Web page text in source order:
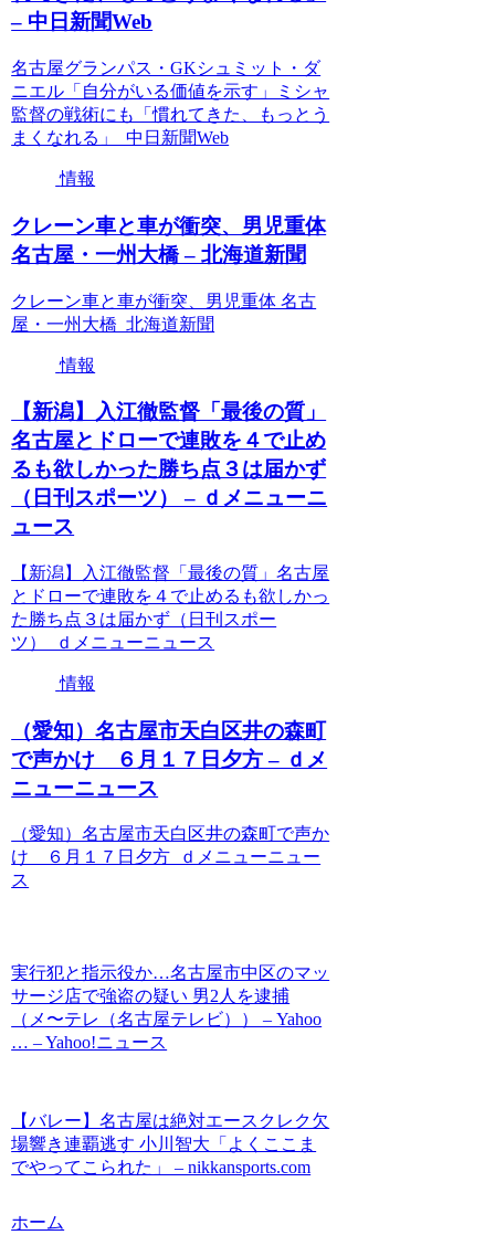
– 中日新聞Web
名古屋グランパス・GKシュミット・ダ
ニエル「自分がいる価値を示す」ミシャ
監督の戦術にも「慣れてきた、もっとう
まくなれる」 中日新聞Web
情報
クレーン車と車が衝突、男児重体
名古屋・一州大橋 – 北海道新聞
クレーン車と車が衝突、男児重体 名古
屋・一州大橋 北海道新聞
情報
【新潟】入江徹監督「最後の質」
名古屋とドローで連敗を４で止め
るも欲しかった勝ち点３は届かず
（日刊スポーツ） – ｄメニューニ
ュース
【新潟】入江徹監督「最後の質」名古屋
とドローで連敗を４で止めるも欲しかっ
た勝ち点３は届かず（日刊スポー
ツ） ｄメニューニュース
情報
（愛知）名古屋市天白区井の森町
で声かけ ６月１７日夕方 – ｄメ
ニューニュース
（愛知）名古屋市天白区井の森町で声か
け ６月１７日夕方 ｄメニューニュー
ス
実行犯と指示役か…名古屋市中区のマッ
サージ店で強盗の疑い 男2人を逮捕
（メ〜テレ（名古屋テレビ）） – Yahoo
… – Yahoo!ニュース
【バレー】名古屋は絶対エースクレク欠
場響き連覇逃す 小川智大「よくここま
でやってこられた」 – nikkansports.com
ホーム